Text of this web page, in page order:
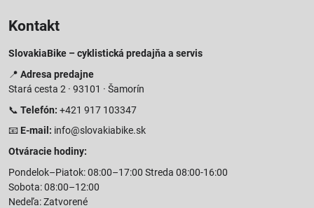
Kontakt
SlovakiaBike – cyklistická predajňa a servis
📍 Adresa predajne
Stará cesta 2 · 93101 · Šamorín
📞 Telefón: +421 917 103347
📧 E-mail: info@slovakiabike.sk
Otváracie hodiny:
Pondelok–Piatok: 08:00–17:00 Streda 08:00-16:00
Sobota: 08:00–12:00
Nedeľa: Zatvorené